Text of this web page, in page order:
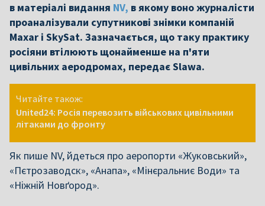
в матеріалі видання NV, в якому воно журналісти
проаналізували супутникові знімки компаній
Maxar і SkySat. Зазначається, що таку практику
росіяни втілюють щонайменше на п'яти
цивільних аеродромах, передає Slawa.
Читайте також:
United24: Росія перевозить військових цивільними
літаками до фронту
Як пише NV, йдеться про аеропорти «Жуковський»,
«Пєтрозаводск», «Анапа», «Мінєральниє Води» та
«Ніжній Новґород».